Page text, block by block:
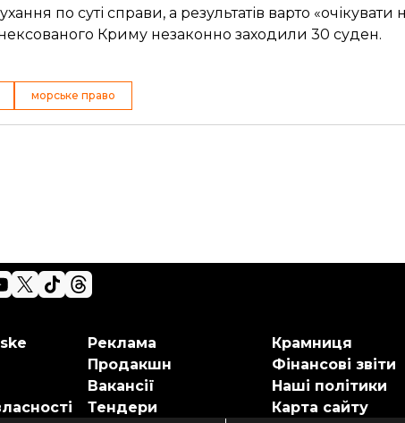
по суті справи, а результатів варто «очікувати
Криму незаконно заходили 30 суден.
морське право
Реклама
Продакшн
Вакансії
Тендери
Крамниця
Фінансові звіти
Наші політики
Карта сайту